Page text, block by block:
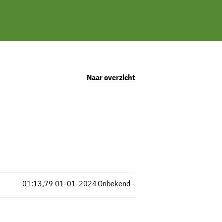
Naar overzicht
Onbekend
01:13,79 -
01-01-2024